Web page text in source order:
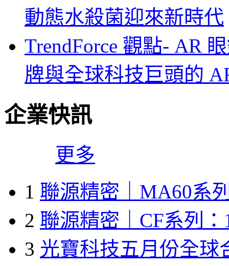
動態水殺菌迎來新時代
TrendForce 觀點- AR
牌與全球科技巨頭的
企業快訊
更多
1 聯源精密｜MA60系
2 聯源精密｜CF系列：
3 光寶科技五月份全球